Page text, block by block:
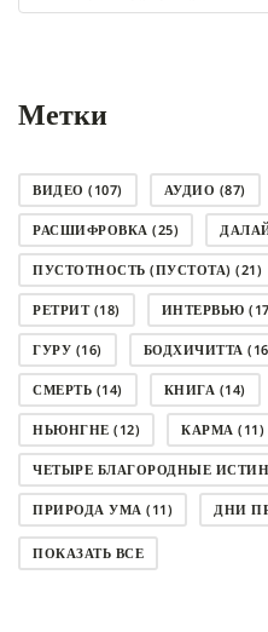
рубрику
Метки
ВИДЕО (107) АУДИО (87)
РАСШИФРОВКА (25)
ПУСТОТНОСТЬ (ПУСТОТА) (21)
РЕТРИТ(18) ИНТЕРВЬЮ
ГУРУ (16) БОДХИЧИТТА
СМЕРТЬ (14) КНИГА (14)
НЬЮНГНЕ (12) КАРМА (11)
ЧЕТЫРЕ БЛАГОРОДНЫЕ
ПРИРОДА УМА (11) ДНИ
СОВЕТ(10)
ПОКАЗАТЬ ВСЕ